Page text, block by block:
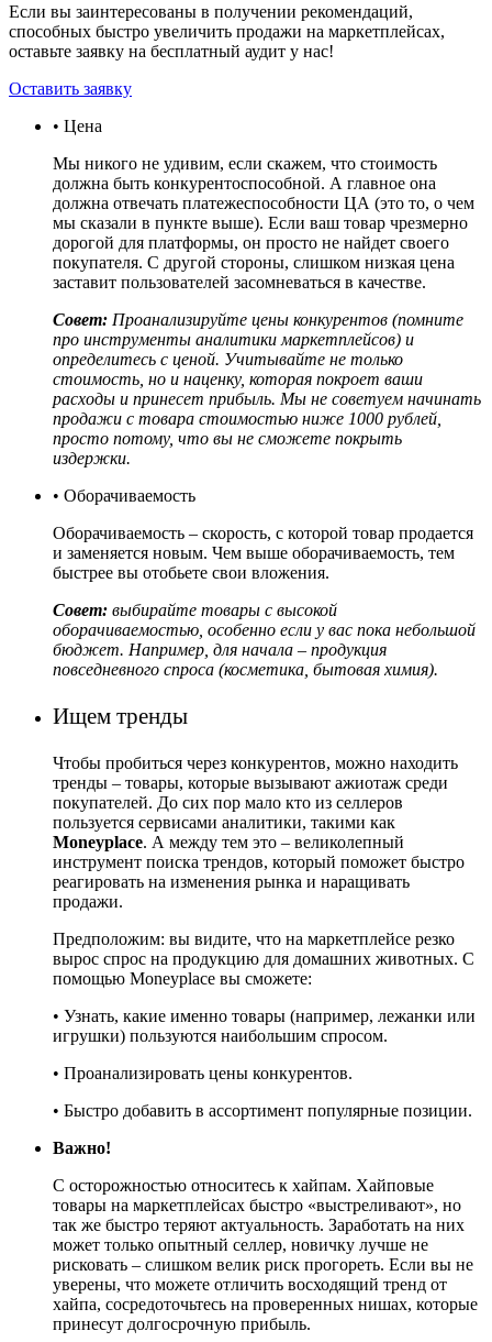
Если вы заинтересованы в получении рекомендаций,
способных быстро увеличить продажи на маркетплейсах,
оставьте заявку на бесплатный аудит у нас!
Оставить заявку
• Цена
Мы никого не удивим, если скажем, что стоимость
должна быть конкурентоспособной. А главное она
должна отвечать платежеспособности ЦА (это то, о чем
мы сказали в пункте выше). Если ваш товар чрезмерно
дорогой для платформы, он просто не найдет своего
покупателя. С другой стороны, слишком низкая цена
заставит пользователей засомневаться в качестве.
Совет: Проанализируйте цены конкурентов (помните
про инструменты аналитики маркетплейсов) и
определитесь с ценой. Учитывайте не только
стоимость, но и наценку, которая покроет ваши
расходы и принесет прибыль. Мы не советуем начинать
продажи с товара стоимостью ниже 1000 рублей,
просто потому, что вы не сможете покрыть
издержки.
• Оборачиваемость
Оборачиваемость – скорость, с которой товар продается
и заменяется новым. Чем выше оборачиваемость, тем
быстрее вы отобьете свои вложения.
Совет: выбирайте товары с высокой
оборачиваемостью, особенно если у вас пока небольшой
бюджет. Например, для начала – продукция
повседневного спроса (косметика, бытовая химия).
Ищем тренды
Чтобы пробиться через конкурентов, можно находить
тренды – товары, которые вызывают ажиотаж среди
покупателей. До сих пор мало кто из селлеров
пользуется сервисами аналитики, такими как
Moneyplace. А между тем это – великолепный
инструмент поиска трендов, который поможет быстро
реагировать на изменения рынка и наращивать
продажи.
Предположим: вы видите, что на маркетплейсе резко
вырос спрос на продукцию для домашних животных. С
помощью Moneyplace вы сможете:
• Узнать, какие именно товары (например, лежанки или
игрушки) пользуются наибольшим спросом.
• Проанализировать цены конкурентов.
• Быстро добавить в ассортимент популярные позиции.
Важно!
С осторожностью относитесь к хайпам. Хайповые
товары на маркетплейсах быстро «выстреливают», но
так же быстро теряют актуальность. Заработать на них
может только опытный селлер, новичку лучше не
рисковать – слишком велик риск прогореть. Если вы не
уверены, что можете отличить восходящий тренд от
хайпа, сосредоточьтесь на проверенных нишах, которые
принесут долгосрочную прибыль.